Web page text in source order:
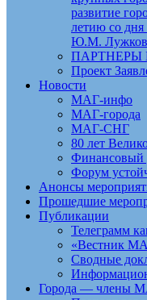
развитие
летию со
Ю.М.
ПАРТНЕРЫ
Проект
Новости
МАГ-инфо
МАГ-города
МАГ-СНГ
80 лет
Финансовый
Форум
Анонсы
Прошедшие
Публикации
Телеграмм
«Вестник
Сводные
Города — члены